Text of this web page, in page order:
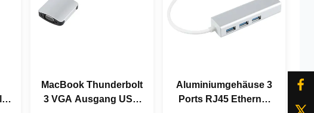
MacBook Thunderbolt
3 VGA Ausgang USB
Aluminiumgehäuse 3
Ports RJ45 Ethernet